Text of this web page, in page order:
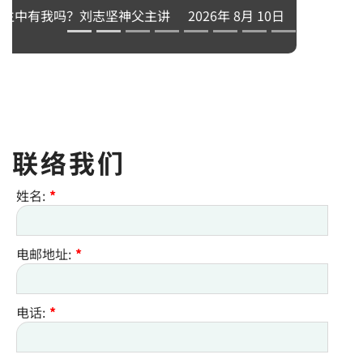
弥撒的真实意义 （不只是仪式） 2026年 8月 16日
联络我们
姓名: *
电邮地址: *
电话: *